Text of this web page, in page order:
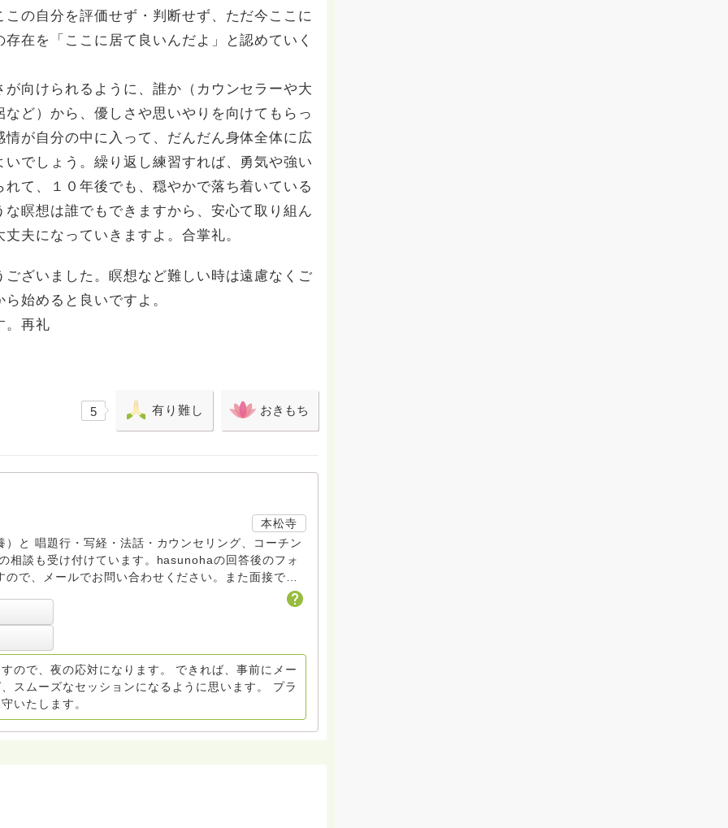
の自分を評価せず・判断せず、ただ今ここに
在を「ここに居て良いんだよ」と認めていく
向けられるように、誰か（カウンセラーや大
ど）から、優しさや思いやりを向けてもらっ
が自分の中に入って、だんだん身体全体に広
でしょう。繰り返し練習すれば、勇気や強い
て、１０年後でも、穏やかで落ち着いている
瞑想は誰でもできますから、安心て取り組ん
夫になっていきますよ。合掌礼。
ざいました。瞑想など難しい時は遠慮なくご
始めると良いですよ。
。再礼
5 有り難し おきもち
本松寺
と 唱題行・写経・法話・カウンセリング、コーチン
相談も受け付けています。hasunohaの回答後のフォ
で、メールでお問い合わせください。また面接での
ので、夜の応対になります。 できれば、事前にメー
スムーズなセッションになるように思います。 プラ
いたします。